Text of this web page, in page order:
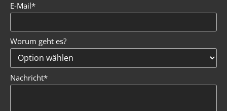
E-Mail*
Worum geht es?
Nachricht*